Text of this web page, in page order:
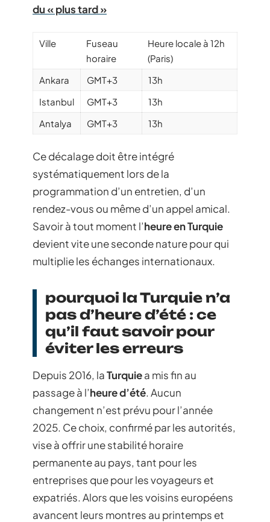
du « plus tard »
Ville
Fuseau
horaire
Heure locale à 12h
(Paris)
Ankara
GMT+3
13h
Istanbul
GMT+3
13h
Antalya
GMT+3 13h
Ce décalage doit être intégré
systématiquement lors de la
programmation d’un entretien, d’un
rendez-vous ou même d’un appel amical.
Savoir à tout moment l’heure en Turquie
devient vite une seconde nature pour qui
multiplie les échanges internationaux.
pourquoi la Turquie n’a
pas d’heure d’été : ce
qu’il faut savoir pour
éviter les erreurs
Depuis 2016, laTurquiea mis fin au
passage à l’heure d’été. Aucun
changement n’est prévu pour l’année
2025. Ce choix, confirmé par les autorités,
vise à offrir une stabilité horaire
permanente au pays, tant pour les
entreprises que pour les voyageurs et
expatriés. Alors que les voisins européens
avancent leurs montres au printemps et